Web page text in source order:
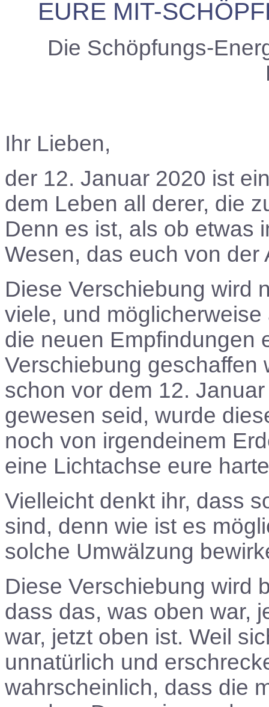
EURE MIT-
Die Schöpfungs-
Ihr Lieben,
der 12. Januar 2020 ist
dem Leben all derer, die
Denn es ist, als ob etwas
Wesen, das euch von
Diese Verschiebung wird
viele, und
die neuen Empfindungen
Verschiebung geschaffen
schon vor dem 12.
gewesen seid, wurde
noch von irgendeinem
eine Lichtachse eure
Vielleicht denkt ihr, dass
sind, denn wie ist es
solche Umwälzung
Diese Verschiebung wird
dass das, was oben war,
war, jetzt oben ist. Weil
unnatürlich und
wahrscheinlich, dass die